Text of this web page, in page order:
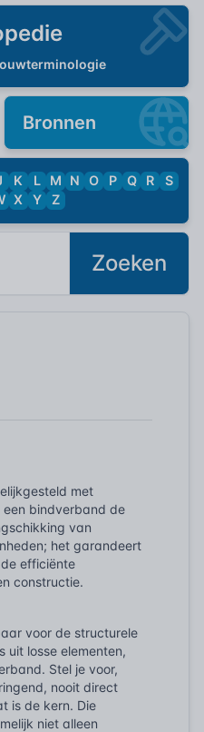
Bronnen
K L M N O P Q R
S
X Y Z
Zoeken
met
bindverband de
van
het garandeert
efficiënte
constructie.
voor de structurele
uit losse elementen,
Stel je voor,
nooit direct
is de kern. Die
niet alleen